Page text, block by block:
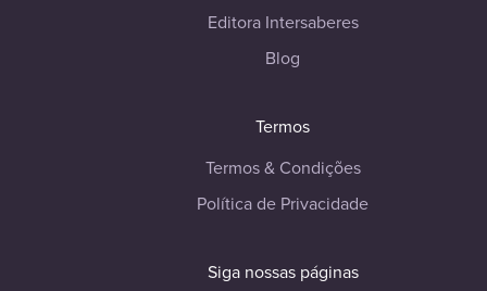
Editora Intersaberes
Blog
Termos
Termos & Condições
Política de Privacidade
Siga nossas páginas